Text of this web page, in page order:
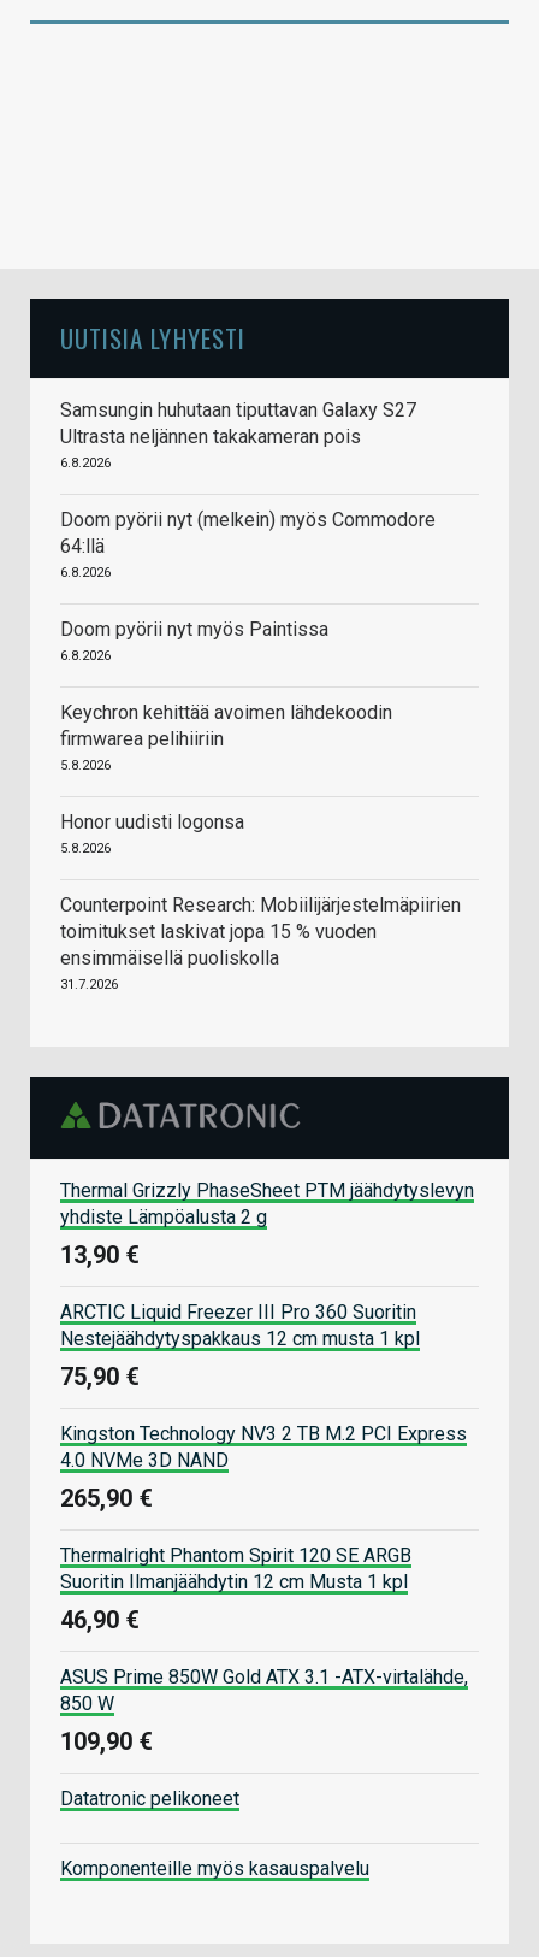
UUTISIA LYHYESTI
Samsungin huhutaan tiputtavan Galaxy S27
Ultrasta neljännen takakameran pois
6.8.2026
Doom pyörii nyt (melkein) myös Commodore
64:llä
6.8.2026
Doom pyörii nyt myös Paintissa
6.8.2026
Keychron kehittää avoimen lähdekoodin
firmwarea pelihiiriin
5.8.2026
Honor uudisti logonsa
5.8.2026
Counterpoint Research: Mobiilijärjestelmäpiirien
toimitukset laskivat jopa 15 % vuoden
ensimmäisellä puoliskolla
31.7.2026
Thermal Grizzly PhaseSheet PTM jäähdytyslevyn
yhdiste Lämpöalusta 2 g
13,90 €
ARCTIC Liquid Freezer III Pro 360 Suoritin
Nestejäähdytyspakkaus 12 cm musta 1 kpl
75,90 €
Kingston Technology NV3 2 TB M.2 PCI Express
4.0 NVMe 3D NAND
265,90 €
Thermalright Phantom Spirit 120 SE ARGB
Suoritin Ilmanjäähdytin 12 cm Musta 1 kpl
46,90 €
ASUS Prime 850W Gold ATX 3.1 -ATX-virtalähde,
850 W
109,90 €
Datatronic pelikoneet
Komponenteille myös kasauspalvelu